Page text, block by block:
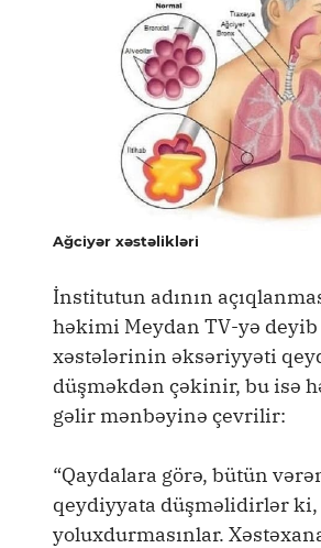
Ağciyər xəstəlikləri
İnstitutun adının
həkimi Meydan TV-yə
xəstələrinin əksəriyyəti
düşməkdən çəkinir, bu isə
gəlir mənbəyinə çevrilir:
“Qaydalara görə, bütün
qeydiyyata düşməlidirlər ki,
yoluxdurmasınlar.